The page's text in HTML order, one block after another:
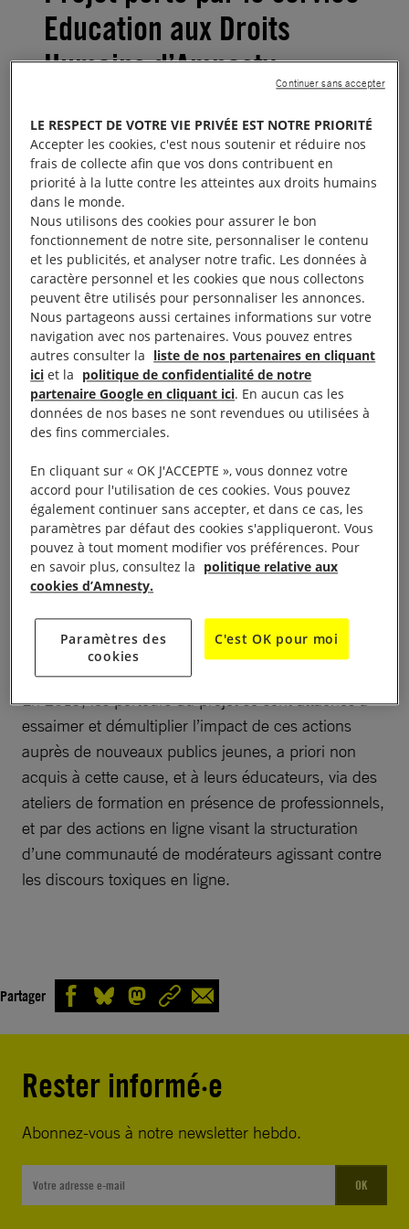
Education aux Droits
Humains d’Amnesty
International France
Concevoir et proposer des
ressources gratuites et
accessibles à tous pour lutter
contre les discours toxiques en
ligne.
Ce projet vise à proposer une formation et des
ressources en ligne pour sensibiliser et outiller le
grand public à la lutte contre les discours toxiques.
En 2018, ont été notamment créé :
toxiques »,
– unmodule de formation en ligne, gratuit et
accessible à tous sur simple inscription pour agir
contre les discours toxiques en ligne.
Toutes les ressources créées dans le cadre de ce
projet sont présentées sur
cette page
En 2019, les porteurs du projet se sont attachés à
essaimer et démultiplier l’impact de ces actions
auprès de nouveaux publics jeunes, a priori non
acquis à cette cause, et à leurs éducateurs, via des
ateliers de formation en présence de professionnels,
et par des actions en ligne visant la structuration
d’une communauté de modérateurs agissant contre
les discours toxiques en ligne.
Partager
Rester informé·e
Abonnez-vous à notre newsletter hebdo.
OK
LE RESPECT DE VOTRE VIE PRIVÉE EST NOTRE PRIORITÉ
Accepter les cookies, c'est nous soutenir et réduire nos
frais de collecte afin que vos dons contribuent en
priorité à la lutte contre les atteintes aux droits humains
dans le monde.
Nous utilisons des cookies pour assurer le bon
fonctionnement de notre site, personnaliser le contenu
et les publicités, et analyser notre trafic. Les données à
caractère personnel et les cookies que nous collectons
peuvent être utilisés pour personnaliser les annonces.
Nous partageons aussi certaines informations sur votre
navigation avec nos partenaires. Vous pouvez entres
autres consulter la liste de nos partenaires en cliquant
ici et la politique de confidentialité de notre
partenaire Google en cliquant ici. En aucun cas les
données de nos bases ne sont revendues ou utilisées à
des fins commerciales.
En cliquant sur « OK J'ACCEPTE », vous donnez votre
accord pour l'utilisation de ces cookies. Vous pouvez
également continuer sans accepter, et dans ce cas, les
paramètres par défaut des cookies s'appliqueront. Vous
pouvez à tout moment modifier vos préférences. Pour
en savoir plus, consultez la politique relative aux
cookies d’Amnesty.
Paramètres des
cookies
C'est OK pour moi
Continuer sans accepter